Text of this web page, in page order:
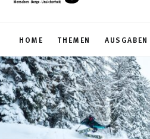
HOME THEMEN AUSGABEN